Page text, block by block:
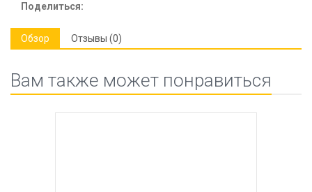
Поделиться:
Обзор Отзывы (0)
Вам также может понравиться